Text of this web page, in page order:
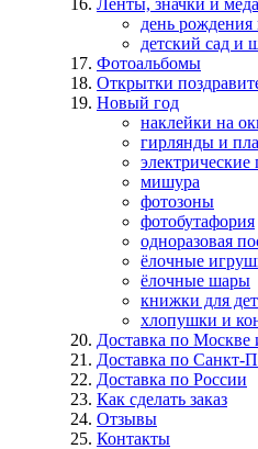
Ленты, значки и
день
детский сад и
Фотоальбомы
Открытки
Новый год
наклейки на
гирлянды и
мишура
фотозоны
фотобутафория
одноразовая
ёлочные
ёлочные шары
книжки для
хлопушки и
Доставка по
Доставка по Санкт-
Доставка по России
Как сделать заказ
Отзывы
Контакты